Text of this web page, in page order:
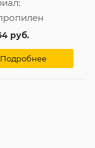
руб.
Подробнее